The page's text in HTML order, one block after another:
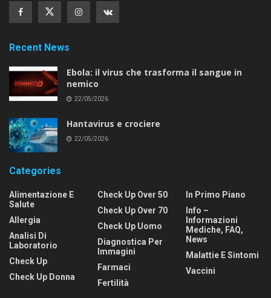
Recent News
Ebola: il virus che trasforma il sangue in
nemico
22/05/2026
Hantavirus e crociere
22/05/2026
Categories
Alimentazione E
Salute
Allergia
Analisi Di
Laboratorio
Check Up
Check Up Donna
Check Up Over 50
Check Up Over 70
Check Up Uomo
Diagnostica Per
Immagini
Farmaci
Fertilità
In Primo Piano
Info –
Informazioni
Mediche, FAQ,
News
Malattie E Sintomi
Vaccini